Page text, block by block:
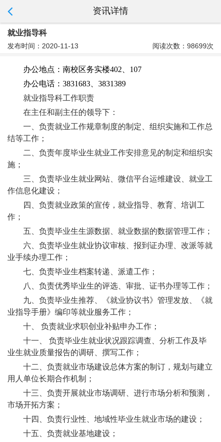
资讯详情
就业指导科
发布时间：2020-11-13 阅读次数：98699次
办公地点：南校区务实楼402、107
办公电话：3831683、3831389
就业指导科工作职责
在主任和副主任的领导下：
一、负责就业工作规章制度的制定、组织实施和工作总
结等工作；
二、负责年度毕业生就业工作安排意见的制定和组织实
施；
三、负责毕业生就业网站 、微信平台运维建设、就业工
作信息化建设；
四、负责就业政策的宣传，就业指导、教育、培训工
作；
五、负责毕业生生源数据、就业数据的数据管理工作；
六、负责毕业生就业协议审核、报到证办理、改派等就
业手续办理工作；
七、负责毕业生档案转递、派遣工作；
八、负责优秀毕业生的评选、审批、证书办理等工作；
九、负责毕业生推荐、《就业协议书》管理发放、《就
业指导手册》编印等就业服务工作；
十、 负责就业求职创业补贴申办工作；
十一、 负责毕业生就业状况跟踪调查、分析工作及毕
业生就业质量报告的调研、撰写工作；
十二、负责就业市场建设总体方案的制订，规划与建立
用人单位长期合作机制；
十三、负责开展就业市场调研、进行市场分析和预测，
市场开拓方案；
十四、负责行业性、地域性毕业生就业市场的建设；
十五、负责就业基地建设；